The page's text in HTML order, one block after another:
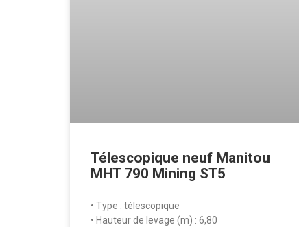
Télescopique neuf Manitou
MHT 790 Mining ST5
• Type : télescopique
• Hauteur de levage (m) : 6,80